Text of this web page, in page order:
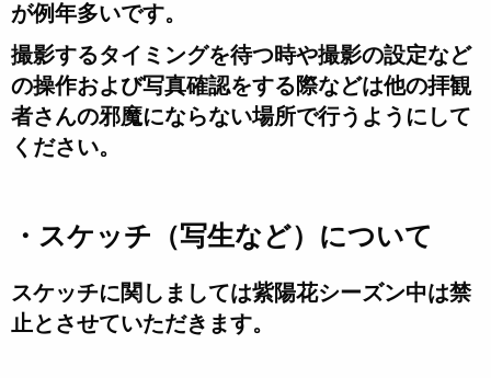
が例年多いです。
撮影するタイミングを待つ時や撮影の設定など
の操作および写真確認をする際などは他の拝観
者さんの邪魔にならない場所で行うようにして
ください。
・スケッチ（写生など）について
スケッチに関しましては紫陽花シーズン中は禁
止とさせていただきます。